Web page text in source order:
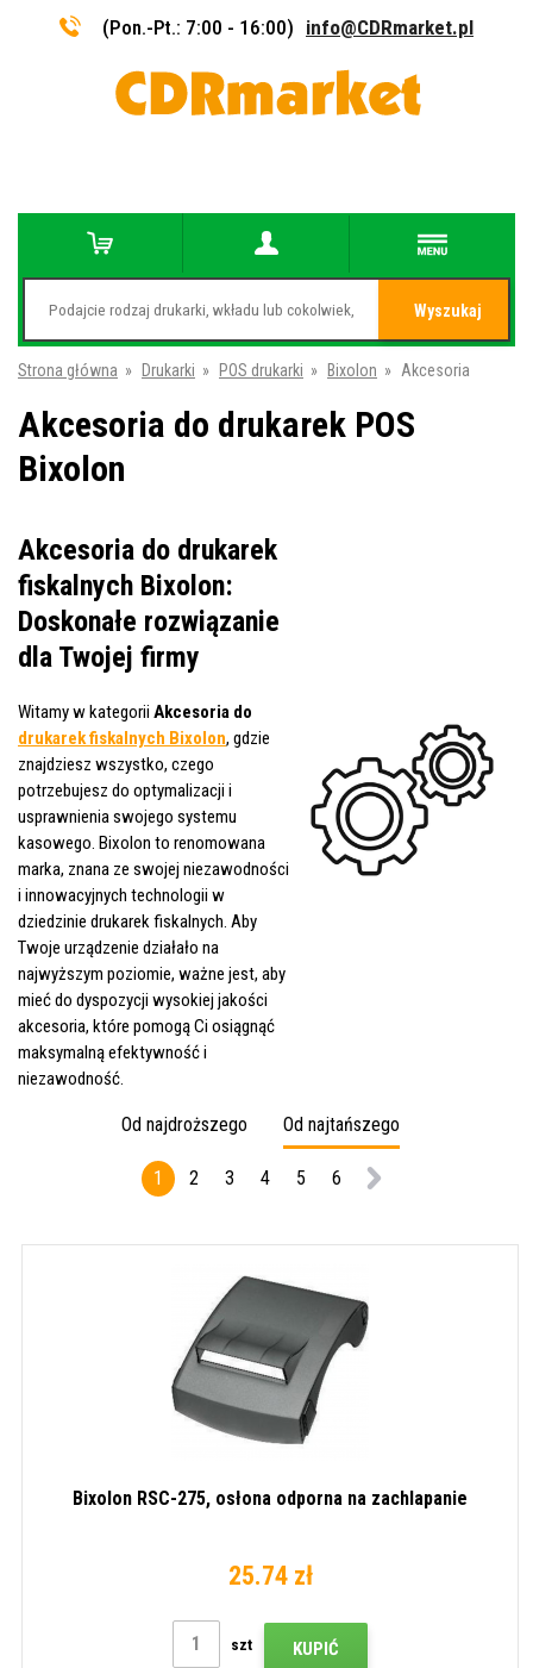
(Pon.-Pt.: 7:00 - 16:00) info@CDRmarket.pl
Wyszukaj
Strona główna » Drukarki » POS drukarki » Bixolon » Akcesoria
Akcesoria do drukarek POS
Bixolon
Akcesoria do drukarek
fiskalnych Bixolon:
Doskonałe rozwiązanie
dla Twojej firmy
Witamy w kategorii Akcesoria do
drukarek fiskalnych Bixolon, gdzie
znajdziesz wszystko, czego
potrzebujesz do optymalizacji i
usprawnienia swojego systemu
kasowego. Bixolon to renomowana
marka, znana ze swojej niezawodności
i innowacyjnych technologii w
dziedzinie drukarek fiskalnych. Aby
Twoje urządzenie działało na
najwyższym poziomie, ważne jest, aby
mieć do dyspozycji wysokiej jakości
akcesoria, które pomogą Ci osiągnąć
maksymalną efektywność i
niezawodność.
Od najdroższego Od najtańszego
1 2 3 4 5 6
Bixolon RSC-275, osłona odporna na zachlapanie
25.74 zł
szt KUPIĆ